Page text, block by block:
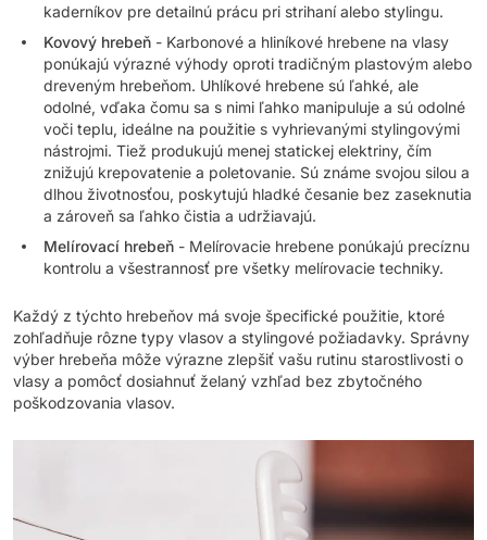
kaderníkov pre detailnú prácu pri strihaní alebo stylingu.
Kovový hrebeň - Karbonové a hliníkové hrebene na vlasy
ponúkajú výrazné výhody oproti tradičným plastovým alebo
dreveným hrebeňom. Uhlíkové hrebene sú ľahké, ale
odolné, vďaka čomu sa s nimi ľahko manipuluje a sú odolné
voči teplu, ideálne na použitie s vyhrievanými stylingovými
nástrojmi. Tiež produkujú menej statickej elektriny, čím
znižujú krepovatenie a poletovanie. Sú známe svojou silou a
dlhou životnosťou, poskytujú hladké česanie bez zaseknutia
a zároveň sa ľahko čistia a udržiavajú.
Melírovací hrebeň - Melírovacie hrebene ponúkajú precíznu
kontrolu a všestrannosť pre všetky melírovacie techniky.
Každý z týchto hrebeňov má svoje špecifické použitie, ktoré
zohľadňuje rôzne typy vlasov a stylingové požiadavky. Správny
výber hrebeňa môže výrazne zlepšiť vašu rutinu starostlivosti o
vlasy a pomôcť dosiahnuť želaný vzhľad bez zbytočného
poškodzovania vlasov.